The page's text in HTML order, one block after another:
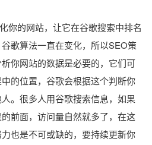
你的网站，让它在谷歌搜索中排名
歌算法一直在变化，所以SEO策
你网站的数据是必要的，它们可
的位置，谷歌会根据这个判断你
。很多人用谷歌搜索信息，如果
前面，访问量自然就多了，在这
也是不可或缺的，要持续更新你